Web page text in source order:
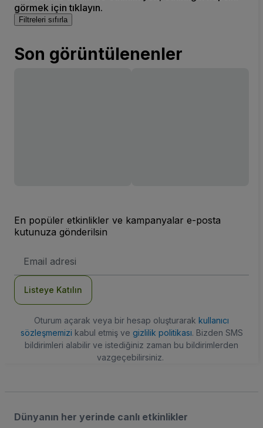
görmek için tıklayın.
Filtreleri sıfırla
Son görüntülenenler
En popüler etkinlikler ve kampanyalar e-posta
kutunuza gönderilsin
posta
Listeye Katılın
Oturum açarak veya bir hesap oluşturarak kullanıcı
sözleşmemizi kabul etmiş ve gizlilik politikası. Bizden SMS
bildirimleri alabilir ve istediğiniz zaman bu bildirimlerden
vazgeçebilirsiniz.
Dünyanın her yerinde canlı etkinlikler